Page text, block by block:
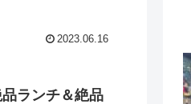
2023.06.16
ランチ＆絶品